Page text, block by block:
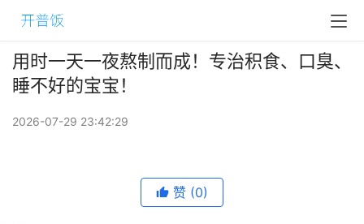
用时一天一夜熬制而成！专治积食、口臭、
睡不好的宝宝！
2026-07-29 23:42:29
赞 (0)